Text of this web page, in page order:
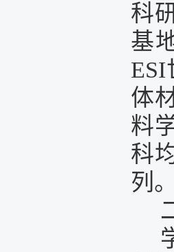
科
基
ESI
体
料
科
列